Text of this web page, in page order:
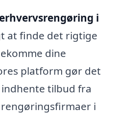
erhvervsrengøring i
at finde det rigtige
dine
platform gør det
tilbud fra
i